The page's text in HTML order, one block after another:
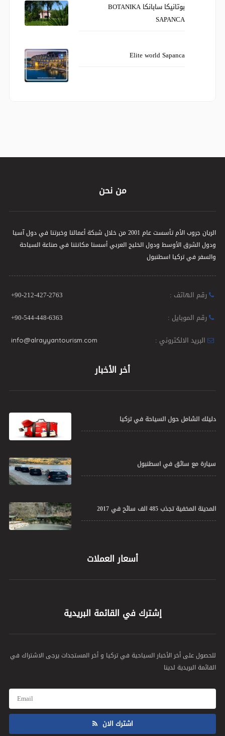
بوتانيكا سابانكا BOTANIKA
SAPANCA
Elite world Sapanca
من نحن
الريان جروب الأم تأسست عام 2001 من خلال شبكة أعمالنا وخبرتنا في دول آسيا
ودول الشرق الأوسط ودول الخليج العربي أسسنا مكانتنا في صناعة السياحة
والسفر في تركيا اسطنبول
رقم الهاتف :
+90-212-427-2763
رقم الموبايل :
+90-544-448-6363
البريد الالكتروني :
info@alrayyantourism.com
أخر الأخبار
دليلك الشامل حول السياحة في تركيا
سيارة مع سائق في اسطنبول
المدينة المخفية تجذب 485 الف سائح في 2017
أسعار العملات
إشترك في القائمة البريدية
للحصول على أخر الأخبار السياحية في تركيا و أخر المستجدات يرجى الاشتراك في
القائمة البريدية لدينا
اشترك الان